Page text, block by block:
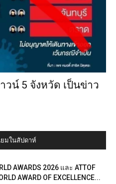
วน์ 5 จังหวัด เป็นข่าว
มในสัปดาห์
AWARDS 2026 และ ATTOF
AWARD OF EXCELLENCE...